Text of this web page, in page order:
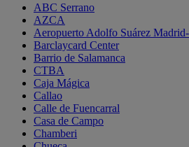
ABC Serrano
AZCA
Aeropuerto Adolfo Suárez
Barclaycard Center
Barrio de Salamanca
CTBA
Caja Mágica
Callao
Calle de Fuencarral
Casa de Campo
Chamberi